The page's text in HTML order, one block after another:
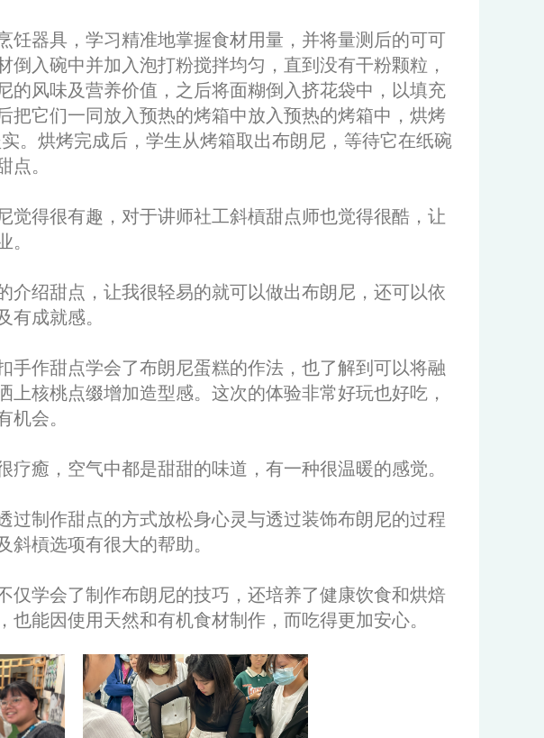
饪器具，学习精准地掌握食材用量，并将量测后的可可
入碗中并加入泡打粉搅拌均匀，直到没有干粉颗粒，
风味及营养价值，之后将面糊倒入挤花袋中，以填充
把它们一同放入预热的烤箱中放入预热的烤箱中，烘烤
。烘烤完成后，学生从烤箱取出布朗尼，等待它在纸碗
点。
觉得很有趣，对于讲师社工斜槓甜点师也觉得很酷，让
。
介绍甜点，让我很轻易的就可以做出布朗尼，还可以依
有成就感。
手作甜点学会了布朗尼蛋糕的作法，也了解到可以将融
核桃点缀增加造型感。这次的体验非常好玩也好吃，
机会。
癒，空气中都是甜甜的味道，有一种很温暖的感觉。
过制作甜点的方式放松身心灵与透过装饰布朗尼的过程
槓选项有很大的帮助。
仅学会了制作布朗尼的技巧，还培养了健康饮食和烘焙
能因使用天然和有机食材制作，而吃得更加安心。